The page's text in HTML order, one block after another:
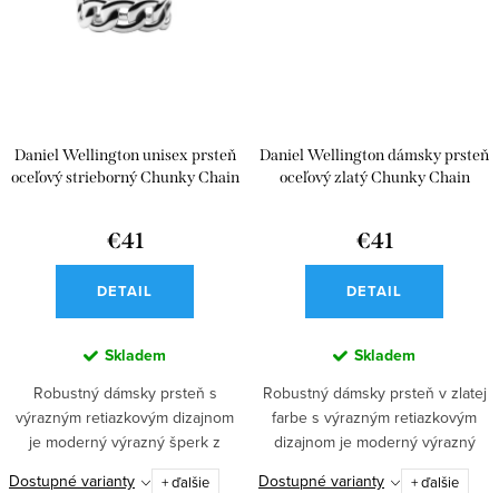
Daniel Wellington unisex prsteň
oceľový strieborný Chunky Chain
€41
DETAIL
Skladem
Robustný dámsky prsteň s
výrazným retiazkovým dizajnom
je moderný výrazný šperk z
nehrdzavejúcej...
Dostupné varianty + ďalšie
Daniel Wellington dámsky prsteň
oceľový zlatý Chunky Chain
€41
DETAIL
Skladem
Robustný dámsky prsteň v zlatej
farbe s výrazným retiazkovým
dizajnom je moderný výrazný
šperk z...
Dostupné varianty + ďalšie